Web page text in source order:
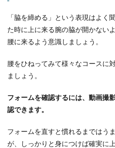
「脇を締める」という表現はよく
た時に上に来る腕の脇が開かない
腰に来るよう意識しましょう。
腰をひねってみて様々なコースに
ましょう。
フォームを確認するには、動画撮
認できます。
フォームを直すと慣れるまではう
が、しっかりと身につけば確実に